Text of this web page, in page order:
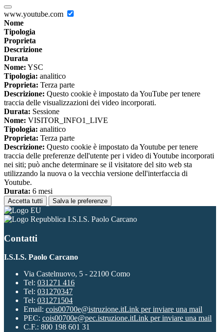
www.youtube.com
Nome
Tipologia
Proprieta
Descrizione
Durata
Nome: YSC
Tipologia: analitico
Proprieta: Terza parte
Descrizione: Questo cookie è impostato da YouTube per tenere
traccia delle visualizzazioni dei video incorporati.
Durata: Sessione
Nome: VISITOR_INFO1_LIVE
Tipologia: analitico
Proprieta: Terza parte
Descrizione: Questo cookie è impostato da Youtube per tenere
traccia delle preferenze dell'utente per i video di Youtube incorporati
nei siti; può anche determinare se il visitatore del sito web sta
utilizzando la nuova o la vecchia versione dell'interfaccia di
Youtube.
Durata: 6 mesi
Accetta tutti Salva le preferenze
I.S.I.S. Paolo Carcano
Contatti
I.S.I.S. Paolo Carcano
Via Castelnuovo, 5 - 22100 Como
Tel: 031271 416
Tel: 031270347
Tel: 031271504
Email: cois00700e@istruzione.itLink per inviare una mail
PEC: cois00700e@pec.istruzione.itLink per inviare una mail
C.F.: 800 198 601 31